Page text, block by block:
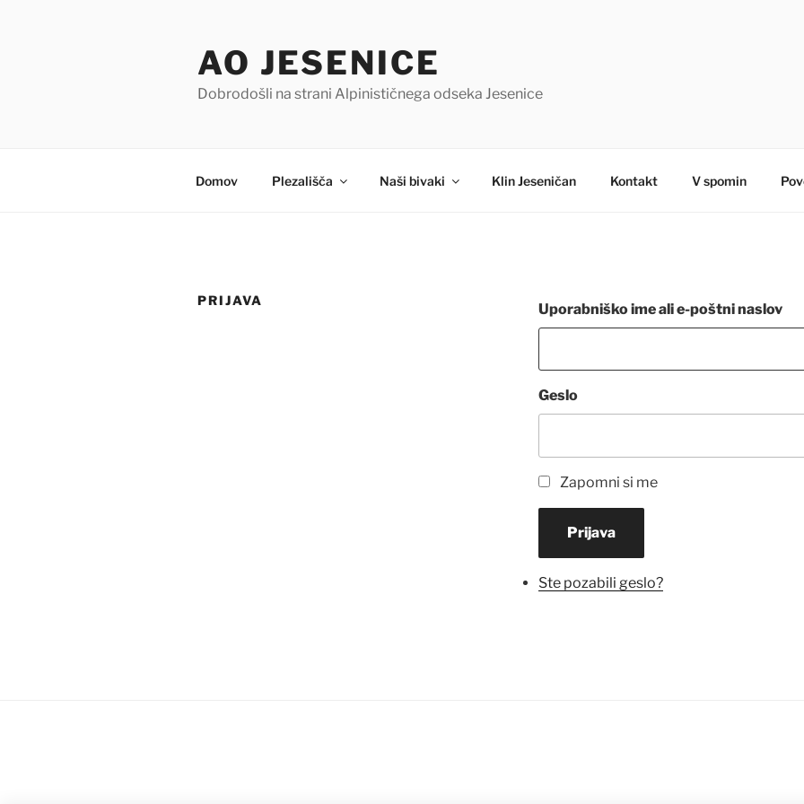
AO JESENICE
Dobrodošli na strani Alpinističnega odseka Jesenice
Domov Plezališča Naši bivaki Klin Jeseničan Kontakt V spomin
PRIJAVA
Uporabniško ime ali e-poštni naslov
Geslo
Zapomni si me
Prijava
Ste pozabili geslo?